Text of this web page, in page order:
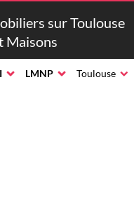
sur Toulouse
Maisons
LMNP Toulouse